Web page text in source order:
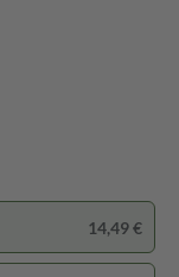
14,49 €